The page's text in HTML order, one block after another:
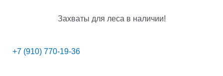
Захваты для леса в наличии!
+7 (910) 770-19-36